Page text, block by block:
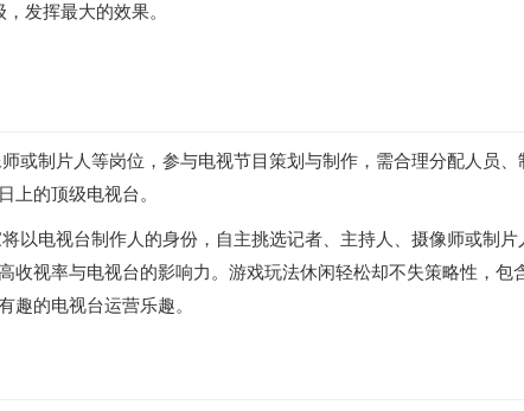
发挥最大的效果。
或制片人等岗位，参与电视节目策划与制作，需合理分配人员
上的顶级电视台。
以电视台制作人的身份，自主挑选记者、主持人、摄像师或制
视率与电视台的影响力。游戏玩法休闲轻松却不失策略性，包
趣的电视台运营乐趣。